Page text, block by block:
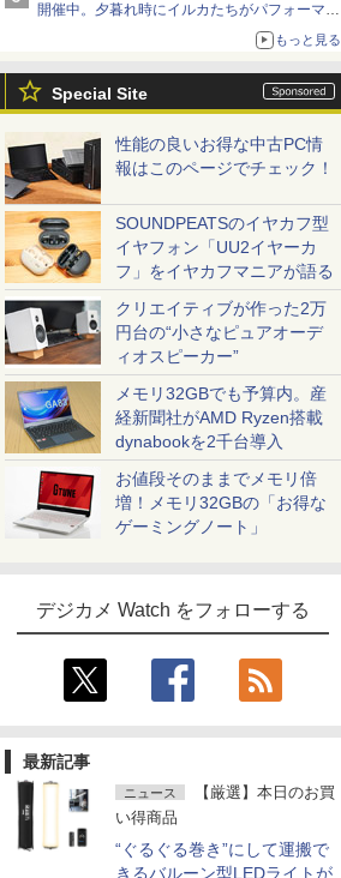
開催中。夕暮れ時にイルカたちがパフォーマン
もっと見る
Special Site
性能の良いお得な中古PC情
報はこのページでチェック！
SOUNDPEATSのイヤカフ型
イヤフォン「UU2イヤーカ
フ」をイヤカフマニアが語る
クリエイティブが作った2万
円台の“小さなピュアオーデ
ィオスピーカー”
メモリ32GBでも予算内。産
経新聞社がAMD Ryzen搭載
dynabookを2千台導入
お値段そのままでメモリ倍
増！メモリ32GBの「お得な
ゲーミングノート」
デジカメ Watch をフォローする
最新記事
ニュース
【厳選】本日のお買
い得商品
“ぐるぐる巻き”にして運搬で
きるバルーン型LEDライトが